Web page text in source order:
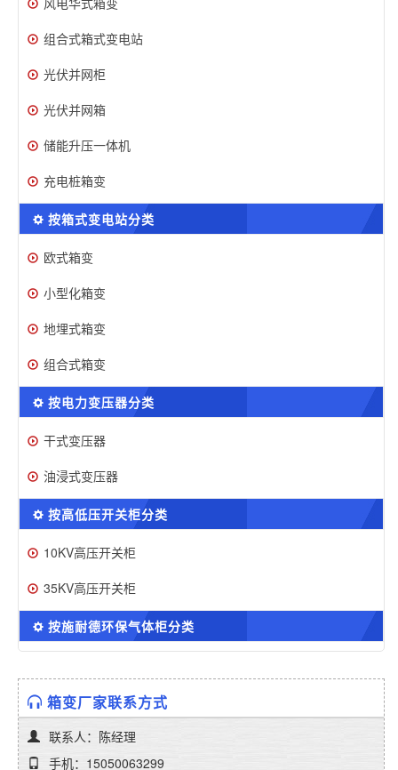
组合式箱式变电站
光伏并网柜
光伏并网箱
储能升压一体机
充电桩箱变
按箱式变电站分类
欧式箱变
小型化箱变
地埋式箱变
组合式箱变
按电力变压器分类
干式变压器
油浸式变压器
按高低压开关柜分类
10KV高压开关柜
35KV高压开关柜
按施耐德环保气体柜分类
箱变厂家联系方式
联系人：陈经理
手机：15050063299